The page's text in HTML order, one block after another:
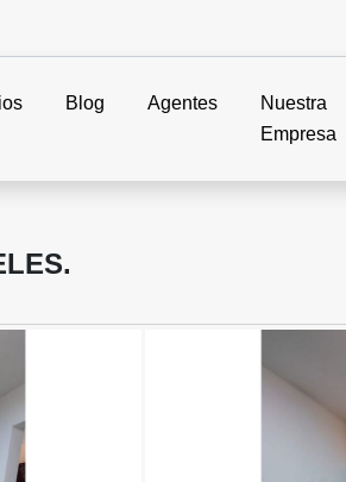
Blog Agentes
Nuestra
Empresa